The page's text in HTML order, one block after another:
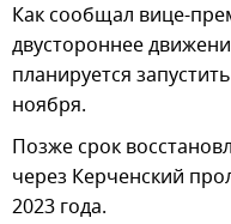
Как сообщал вице-
двустороннее
планируется
ноября.
Позже срок
через Керченский
2023 года.